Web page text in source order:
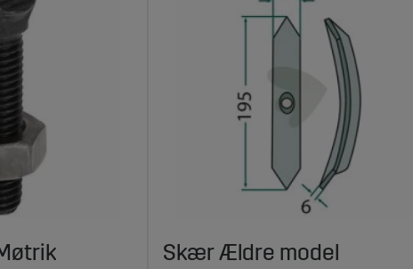
Skær Ældre model